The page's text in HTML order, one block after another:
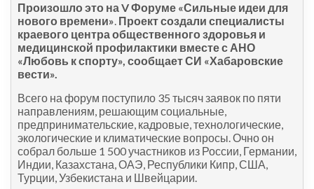
Произошло это на V Форуме «Сильные идеи для
нового времени». Проект создали специалисты
краевого центра общественного здоровья и
медицинской профилактики вместе с АНО
«Любовь к спорту», сообщает СИ «Хабаровские
вести».
Всего на форум поступило 35 тысяч заявок по пяти
направлениям, решающим социальные,
предпринимательские, кадровые, технологические,
экологические и климатические вопросы. Очно он
собрал больше 1 500 участников из России, Германии,
Индии, Казахстана, ОАЭ, Республики Кипр, США,
Турции, Узбекистана и Швейцарии.